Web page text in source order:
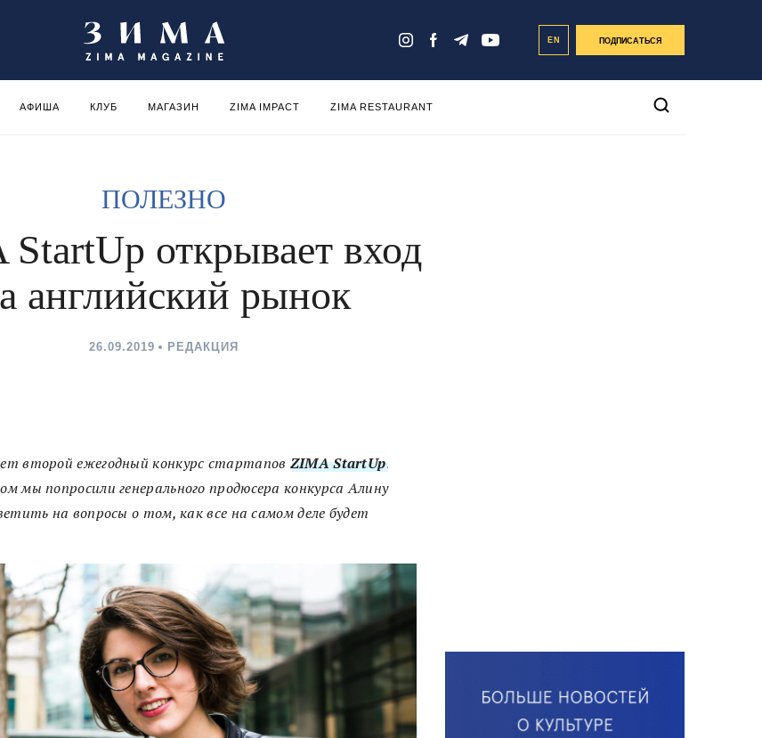
EN ПОДПИСАТЬСЯ
АФИША КЛУБ МАГАЗИН ZIMA IMPACT ZIMA RESTAURANT
ПОЛЕЗНО
открывает вход
английский рынок
26.09.2019 РЕДАКЦИЯ
второй ежегодный конкурс стартапов ZIMA StartUp.
мы попросили генерального продюсера конкурса Алину
на вопросы о том, как все на самом деле будет